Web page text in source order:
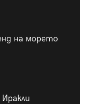
на морето